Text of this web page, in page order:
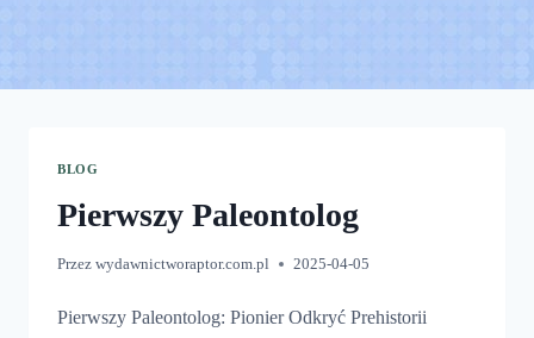
BLOG
Pierwszy Paleontolog
Przez wydawnictworaptor.com.pl 2025-04-05
Pierwszy Paleontolog: Pionier Odkryć Prehistorii